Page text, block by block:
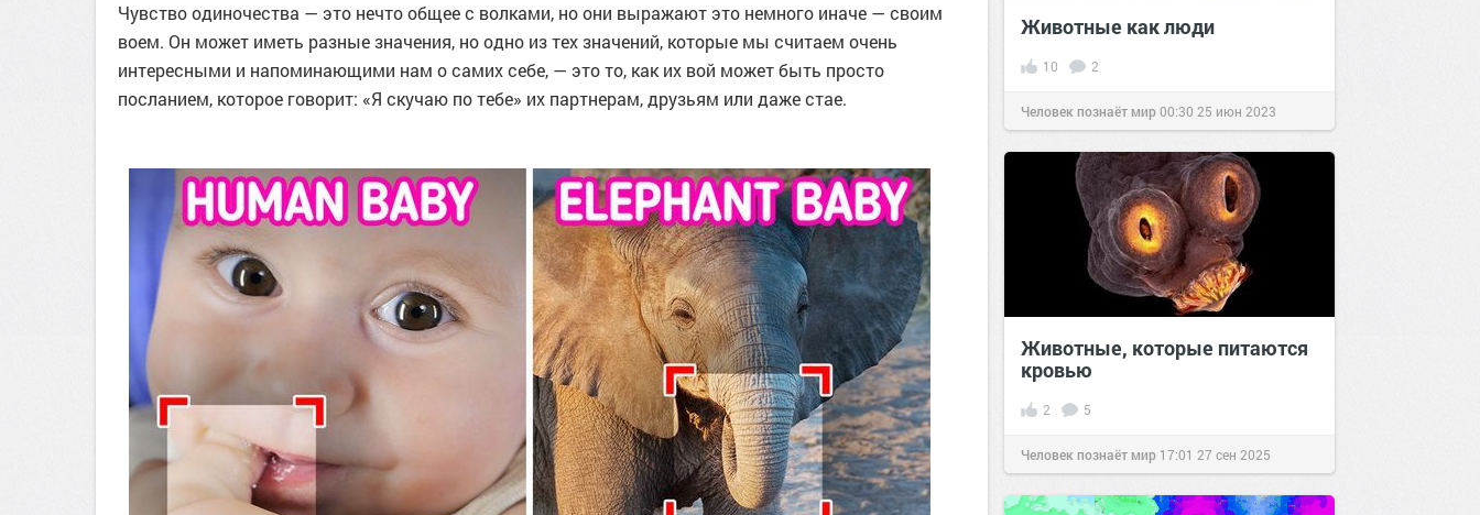
Чувство одиночества — это нечто общее с волками, но они выражают это немного иначе — своим
воем. Он может иметь разные значения, но одно из тех значений, которые мы считаем очень
интересными и напоминающими нам о самих себе, — это то, как их вой может быть просто
посланием, которое говорит: «Я скучаю по тебе» их партнерам, друзьям или даже стае.
Животные как люди
10 2
Человек познаёт мир00:30 25 июн 2023
Животные, которые питаются
кровью
2 5
Человек познаёт мир 17:01 27 сен 2025